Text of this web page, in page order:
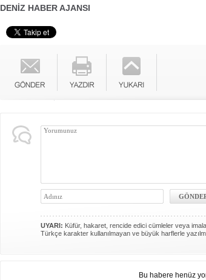
DENİZ HABER AJANSI
UYARI: Küfür, hakaret, rencide edici cümleler veya
Türkçe karakter kullanılmayan ve büyük harflerle
Bu habere henüz